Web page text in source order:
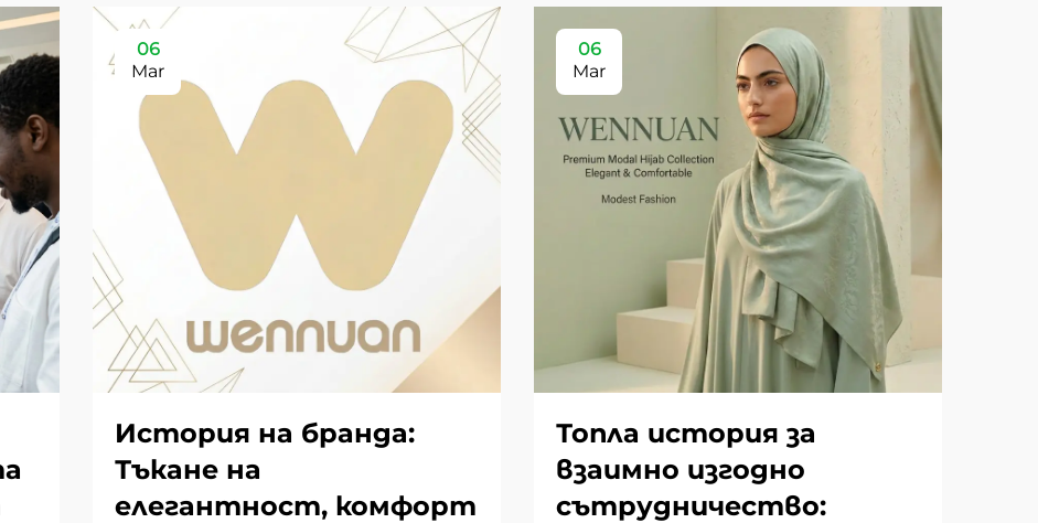
06
Mar
История на бранда:
Тъкане на
елегантност, комфорт
06
Mar
Топла история за
взаимно изгодно
сътрудничество: